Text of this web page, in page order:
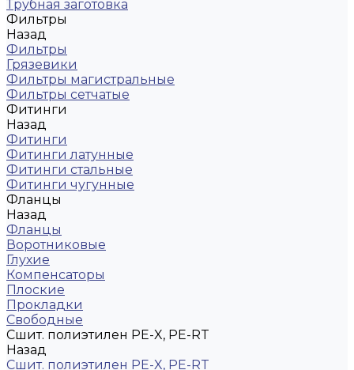
Трубная заготовка
Фильтры
Назад
Фильтры
Грязевики
Фильтры магистральные
Фильтры сетчатые
Фитинги
Назад
Фитинги
Фитинги латунные
Фитинги стальные
Фитинги чугунные
Фланцы
Назад
Фланцы
Воротниковые
Глухие
Компенсаторы
Плоские
Прокладки
Свободные
Сшит. полиэтилен PE-X, PE-RT
Назад
Сшит. полиэтилен PE-X, PE-RT